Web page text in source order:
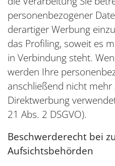
personenbezogener
derartiger Werbung
das Profiling, soweit es
in Verbindung steht.
werden Ihre
anschließend nicht
Direktwerbung
21 Abs. 2 DSGVO).
Beschwerderecht bei
Aufsichtsbehörden